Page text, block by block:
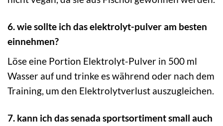
6. wie sollte ich das elektrolyt-pulver am besten
einnehmen?
Löse eine Portion Elektrolyt-Pulver in 500 ml
Wasser auf und trinke es während oder nach dem
Training, um den Elektrolytverlust auszugleichen.
7. kann ich das senada sportsortiment small auch